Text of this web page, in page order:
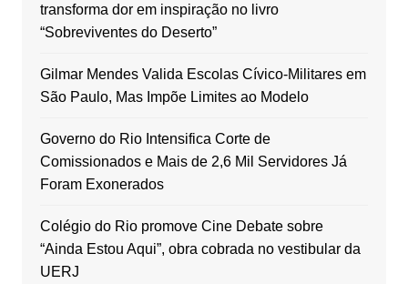
transforma dor em inspiração no livro
“Sobreviventes do Deserto”
Gilmar Mendes Valida Escolas Cívico-Militares em
São Paulo, Mas Impõe Limites ao Modelo
Governo do Rio Intensifica Corte de
Comissionados e Mais de 2,6 Mil Servidores Já
Foram Exonerados
Colégio do Rio promove Cine Debate sobre
“Ainda Estou Aqui”, obra cobrada no vestibular da
UERJ